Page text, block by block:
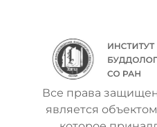
Все права
является